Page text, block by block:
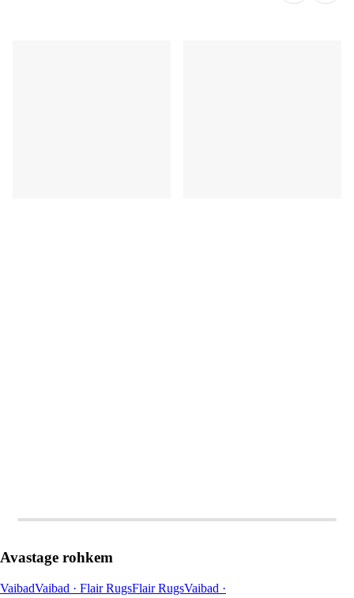
Avastage rohkem
VaibadVaibad · Flair RugsFlair RugsVaibad ·